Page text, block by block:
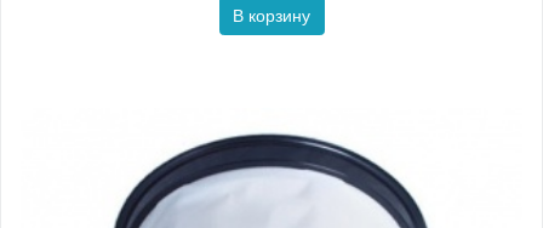
В корзину